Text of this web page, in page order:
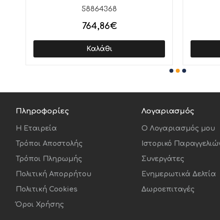
Διαθέτει
58864368
764,86€
Καλάθι
Πληροφορίες
Η Εταιρεία
Τρόποι Αποστολής
Τρόποι Πληρωμής
Πολιτική Απορρήτου
Πολιτική Cookies
Όροι Χρήσης
Λογαριασμός
O Λογαριασμός μου
Ιστορικό
Συνεργάτες
Ενημερωτικά Δελτία
Δωροεπιταγές